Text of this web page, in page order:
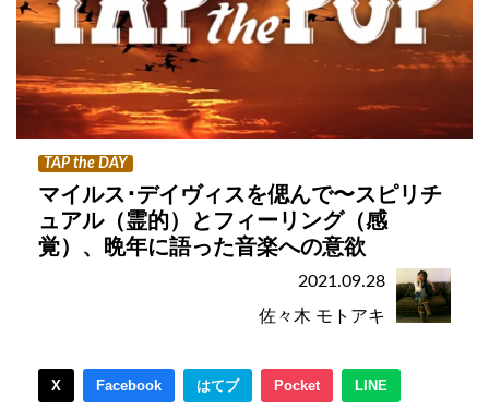
TAP the DAY
マイルス･デイヴィスを偲んで〜スピリチ
ュアル（霊的）とフィーリング（感
覚）、晩年に語った音楽への意欲
2021.09.28
佐々木 モトアキ
X Facebook はてブ Pocket LINE